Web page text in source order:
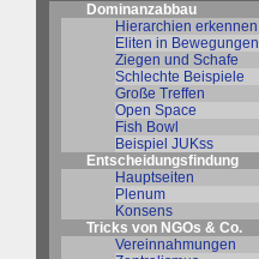
Dominanzabbau
Hierarchien erkennen
Eliten in Bewegungen
Ziegen und Schafe
Schlechte Beispiele
Große Treffen
Open Space
Fish Bowl
Beispiel JUKss
Entscheidungsfindung
Hauptseiten
Plenum
Konsens
Tricks von NGOs & Co.
Vereinnahmungen